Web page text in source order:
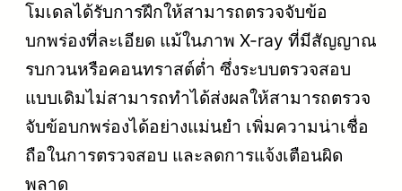
โมเดลได้รับการฝึกให้สามารถตรวจจับข้อ
บกพร่องที่ละเอียด แม้ในภาพ X-ray ที่มีสัญญาณ
รบกวนหรือคอนทราสต์ต่ำ ซึ่งระบบตรวจสอบ
แบบเดิมไม่สามารถทำได้ส่งผลให้สามารถตรวจ
จับข้อบกพร่องได้อย่างแม่นยำ เพิ่มความน่าเชื่อ
ถือในการตรวจสอบ และลดการแจ้งเตือนผิด
พลาด